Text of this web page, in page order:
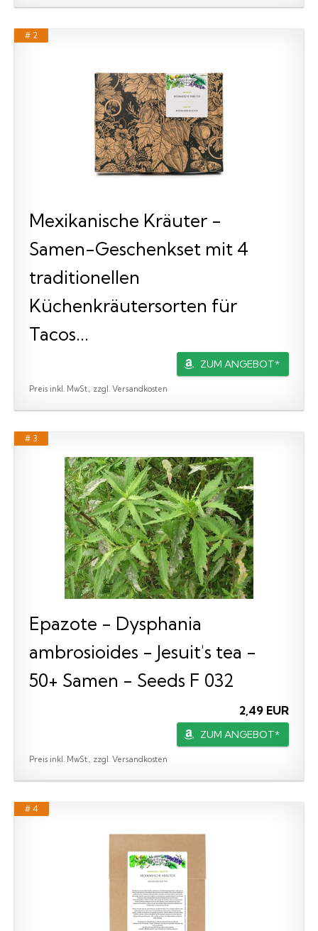
# 2
Mexikanische Kräuter -
Samen-Geschenkset mit 4
traditionellen
Küchenkräutersorten für
Tacos...
ZUM ANGEBOT*
Preis inkl. MwSt., zzgl. Versandkosten
# 3
Epazote - Dysphania
ambrosioides - Jesuit's tea -
50+ Samen - Seeds F 032
2,49 EUR
ZUM ANGEBOT*
Preis inkl. MwSt., zzgl. Versandkosten
# 4